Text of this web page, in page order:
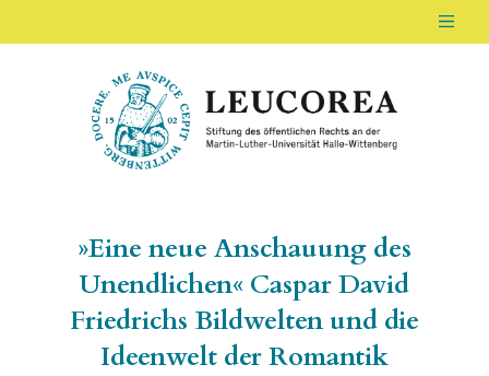
LEUCOREA DE
Stiftung des öffentlichen Rechts an der
»Eine neue Anschauung des
Unendlichen« Caspar David
Friedrichs Bildwelten und die
Ideenwelt der Romantik